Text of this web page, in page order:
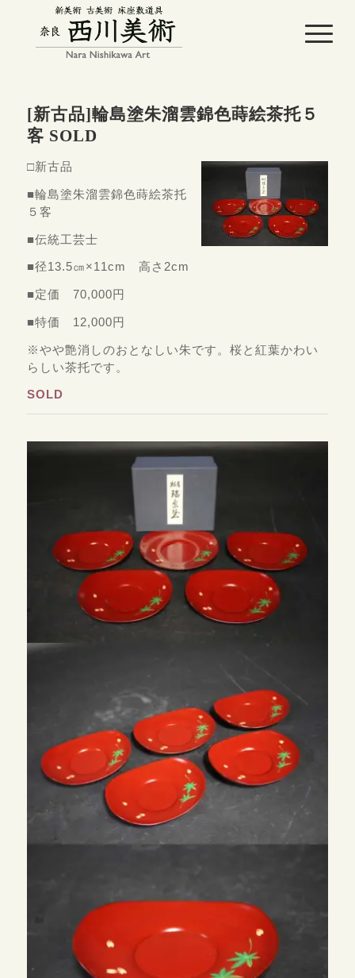
[新古品]輪島塗朱溜雲錦色蒔絵茶托５
客 SOLD
□新古品
■輪島塗朱溜雲錦色蒔絵茶托
５客
■伝統工芸士
■径13.5㎝×11cm 高さ2cm
■定価 70,000円
■特価 12,000円
※やや艶消しのおとなしい朱です。桜と紅葉かわい
らしい茶托です。
SOLD